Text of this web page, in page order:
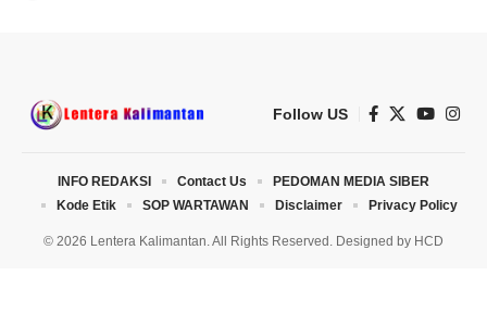
Follow US
© 2026 Lentera Kalimantan. All Rights Reserved. Designed by HCD
INFO REDAKSI Contact Us
PEDOMAN MEDIA SIBER
Kode Etik
SOP WARTAWAN Disclaimer Privacy Policy